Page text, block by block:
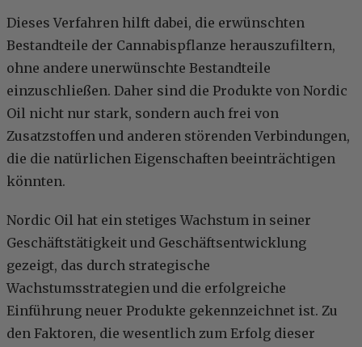
Dieses Verfahren hilft dabei, die erwünschten
Bestandteile der Cannabispflanze herauszufiltern,
ohne andere unerwünschte Bestandteile
einzuschließen. Daher sind die Produkte von Nordic
Oil nicht nur stark, sondern auch frei von
Zusatzstoffen und anderen störenden Verbindungen,
die die natürlichen Eigenschaften beeinträchtigen
könnten.
Nordic Oil hat ein stetiges Wachstum in seiner
Geschäftstätigkeit und Geschäftsentwicklung
gezeigt, das durch strategische
Wachstumsstrategien und die erfolgreiche
Einführung neuer Produkte gekennzeichnet ist. Zu
den Faktoren, die wesentlich zum Erfolg dieser